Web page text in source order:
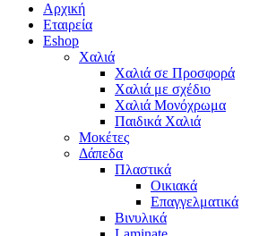
Αρχική
Εταιρεία
Eshop
Χαλιά
Χαλιά σε Προσφορά
Χαλιά με σχέδιο
Χαλιά Μονόχρωμα
Παιδικά Χαλιά
Μοκέτες
Δάπεδα
Πλαστικά
Οικιακά
Επαγγελματικά
Βινυλικά